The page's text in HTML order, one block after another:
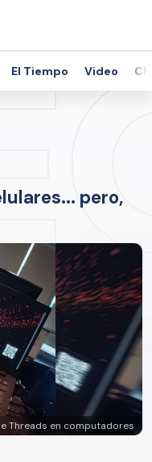
El Tiempo Video
pero,
Threads en computadores